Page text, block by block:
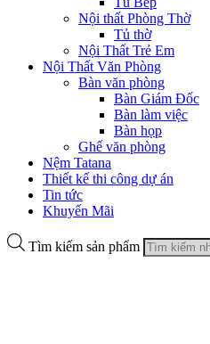
Nội thất Phòng Thờ
Tủ thờ
Nội Thất Trẻ Em
Nội Thất Văn Phòng
Bàn văn phòng
Bàn Giám Đốc
Bàn làm việc
Bàn họp
Ghế văn phòng
Nệm Tatana
Thiết kế thi công dự án
Tin tức
Khuyến Mãi
Tìm kiếm sản phẩm